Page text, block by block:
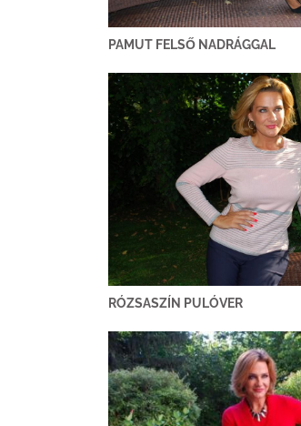
PAMUT FELSŐ NADRÁGGAL
RÓZSASZÍN PULÓVER